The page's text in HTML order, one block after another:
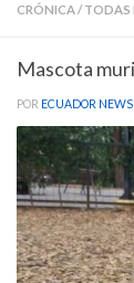
CRÓNICA/ TODAS
Mascota
POR ECUADOR NEWS